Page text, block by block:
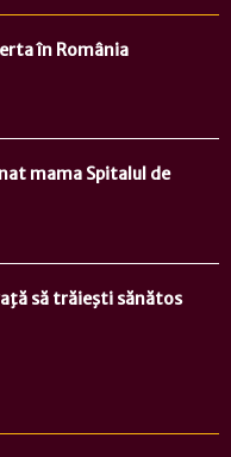
în România
mama Spitalul de
să trăieşti sănătos